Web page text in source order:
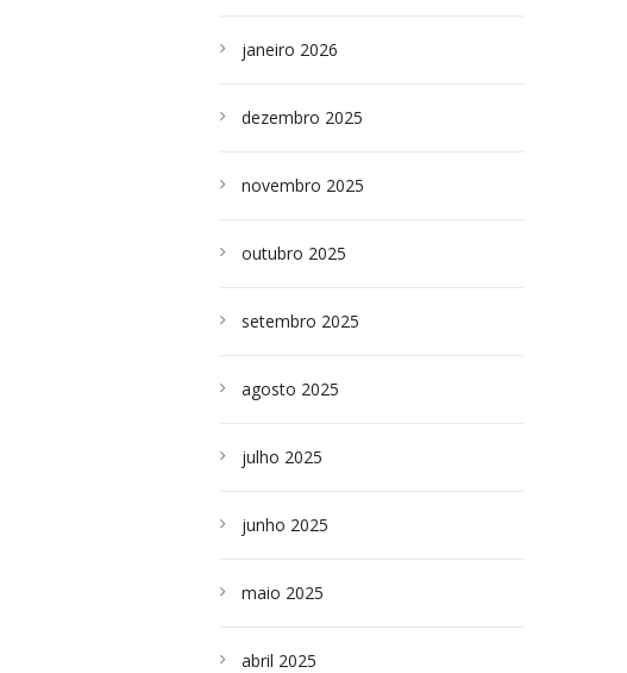
janeiro 2026
dezembro 2025
novembro 2025
outubro 2025
setembro 2025
agosto 2025
julho 2025
junho 2025
maio 2025
abril 2025